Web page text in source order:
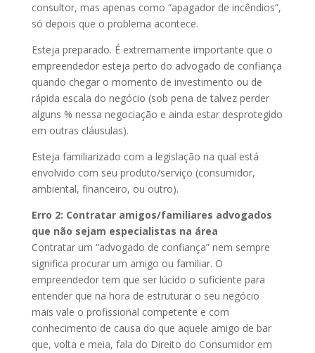
consultor, mas apenas como “apagador de incêndios”,
só depois que o problema acontece.
Esteja preparado. É extremamente importante que o
empreendedor esteja perto do advogado de confiança
quando chegar o momento de investimento ou de
rápida escala do negócio (sob pena de talvez perder
alguns % nessa negociação e ainda estar desprotegido
em outras cláusulas).
Esteja familiarizado com a legislação na qual está
envolvido com seu produto/serviço (consumidor,
ambiental, financeiro, ou outro).
Erro 2: Contratar amigos/familiares advogados
que não sejam especialistas na área
Contratar um “advogado de confiança” nem sempre
significa procurar um amigo ou familiar. O
empreendedor tem que ser lúcido o suficiente para
entender que na hora de estruturar o seu negócio
mais vale o profissional competente e com
conhecimento de causa do que aquele amigo de bar
que, volta e meia, fala do Direito do Consumidor em